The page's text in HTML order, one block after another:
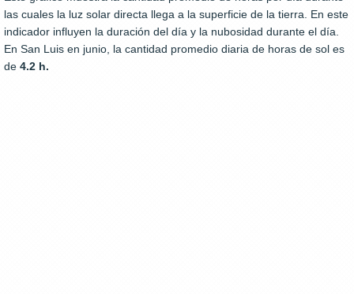
las cuales la luz solar directa llega a la superficie de la tierra. En este
indicador influyen la duración del día y la nubosidad durante el día.
En San Luis en junio, la cantidad promedio diaria de horas de sol es
de 4.2 h.